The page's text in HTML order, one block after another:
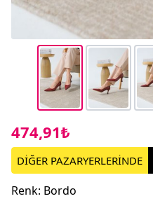
474,91₺
DİĞER PAZARYERLERİNDE
Renk: Bordo